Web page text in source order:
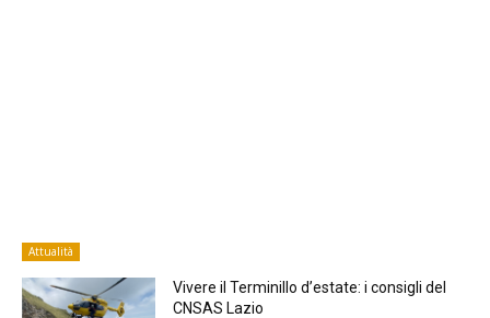
Attualità
Vivere il Terminillo d’estate: i consigli del
CNSAS Lazio